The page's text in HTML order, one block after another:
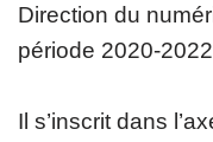
Direction du
période 2020-
Il s’inscrit dans